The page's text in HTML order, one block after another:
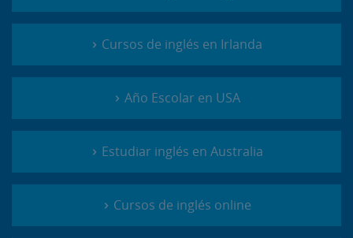
Cursos de inglés en Irlanda
Año Escolar en USA
Estudiar inglés en Australia
Cursos de inglés online